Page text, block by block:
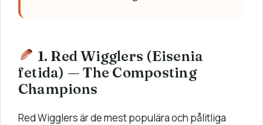
1. Red Wigglers (Eisenia
fetida) — The Composting
Champions
Red Wigglers är de mest populära och pålitliga